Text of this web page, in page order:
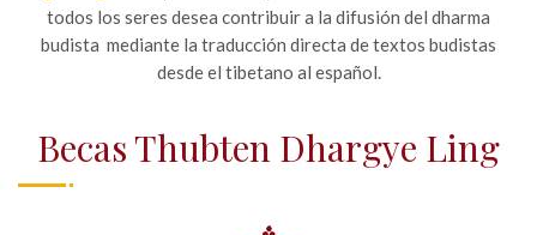
todos los seres desea contribuir a la difusión del dharma
budista mediante la traducción directa de textos budistas
desde el tibetano al español.
Becas Thubten Dhargye Ling